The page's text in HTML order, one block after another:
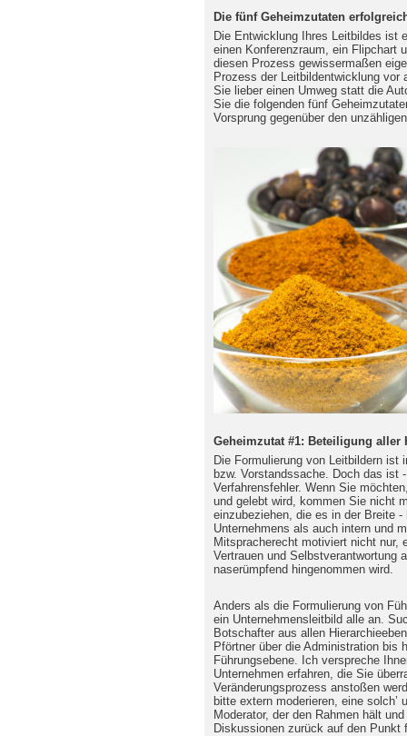
Die fünf Geheimzutaten
Die Entwicklung Ihres Leitbildes ist
einen Konferenzraum, ein Flipchart
diesen Prozess gewissermaßen
Prozess der Leitbildentwicklung vor
Sie lieber einen Umweg statt die
Sie die folgenden fünf
Vorsprung gegenüber den
Geheimzutat #1: Beteiligung aller
Die Formulierung von Leitbildern ist
bzw. Vorstandssache. Doch das ist
Verfahrensfehler. Wenn Sie
und gelebt wird, kommen Sie nicht
einzubeziehen, die es in der Breite
Unternehmens als auch intern und
Mitspracherecht motiviert nicht nur,
Vertrauen und Selbstverantwortung
naserümpfend hingenommen wird.
Anders als die Formulierung von
ein Unternehmensleitbild alle an.
Botschafter aus allen
Pförtner über die Administration bis
Führungsebene. Ich verspreche
Unternehmen erfahren, die Sie
Veränderungsprozess anstoßen
bitte extern moderieren, eine solch’
Moderator, der den Rahmen hält
Diskussionen zurück auf den Punkt